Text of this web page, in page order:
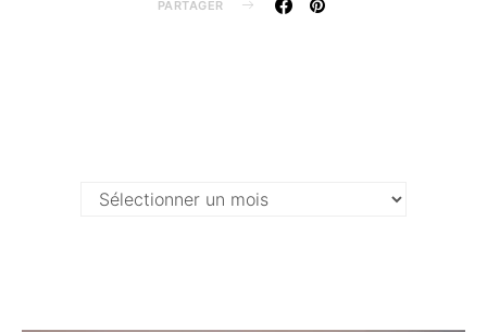
PARTAGER
Archives